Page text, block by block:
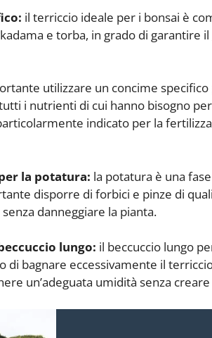
il terriccio ideale per i bonsai è
e torba, in grado di garantire
utilizzare un concime
i nutrienti di cui hanno bisogno
indicato per la
la potatura: la potatura è una
disporre di forbici e pinze di
danneggiare la pianta.
lungo: il beccuccio lungo
di bagnare eccessivamente il
un’adeguata umidità senza creare